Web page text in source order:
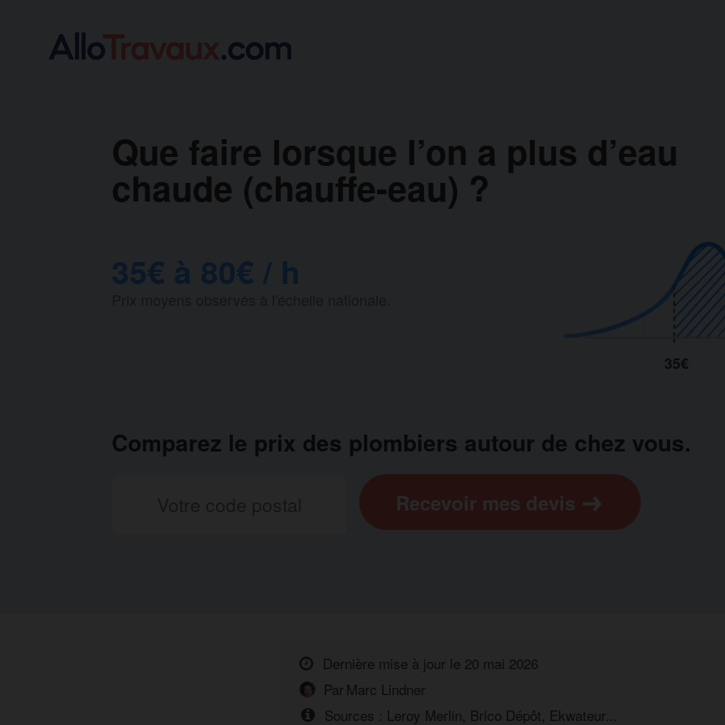
Que faire lorsque l’on a plus d’eau
chaude (chauffe-eau) ?
35€ à 80€ / h
35€
Comparez le prix des plombiers autour de chez vous.
Recevoir mes devis
Dernière mise à jour le 20 mai 2026
Par Marc Lindner
Sources : Leroy Merlin, Brico Dépôt, Ekwateur...